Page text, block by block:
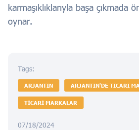
karmaşıklıklarıyla başa çıkmada
oynar.
Tags:
ARJANTIN ARJANTIN'DE TICARI
TICARI MARKALAR
07/18/2024